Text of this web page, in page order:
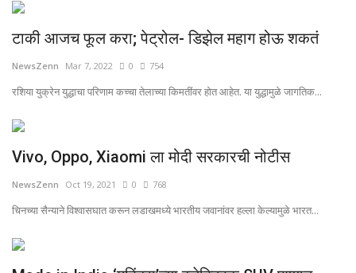
टाकी आजच फूल करा; पेट्रोल- डिझेल महाग होऊ शकतं
NewsZenn Mar 7, 2022 0 754
रशिया युक्रेन युद्धाचा परिणाम कच्चा तेलाच्या किमतींवर होत आहेत. या युद्धामुळे जागतिक...
Vivo, Oppo, Xiaomi ला मोदी सरकारची नोटीस
NewsZenn Oct 19, 2021 0 768
चिनच्या सैन्याने विश्वासघात करून लडाखमध्ये भारतीय जवानांवर हल्ला केल्यामुळे भारत...